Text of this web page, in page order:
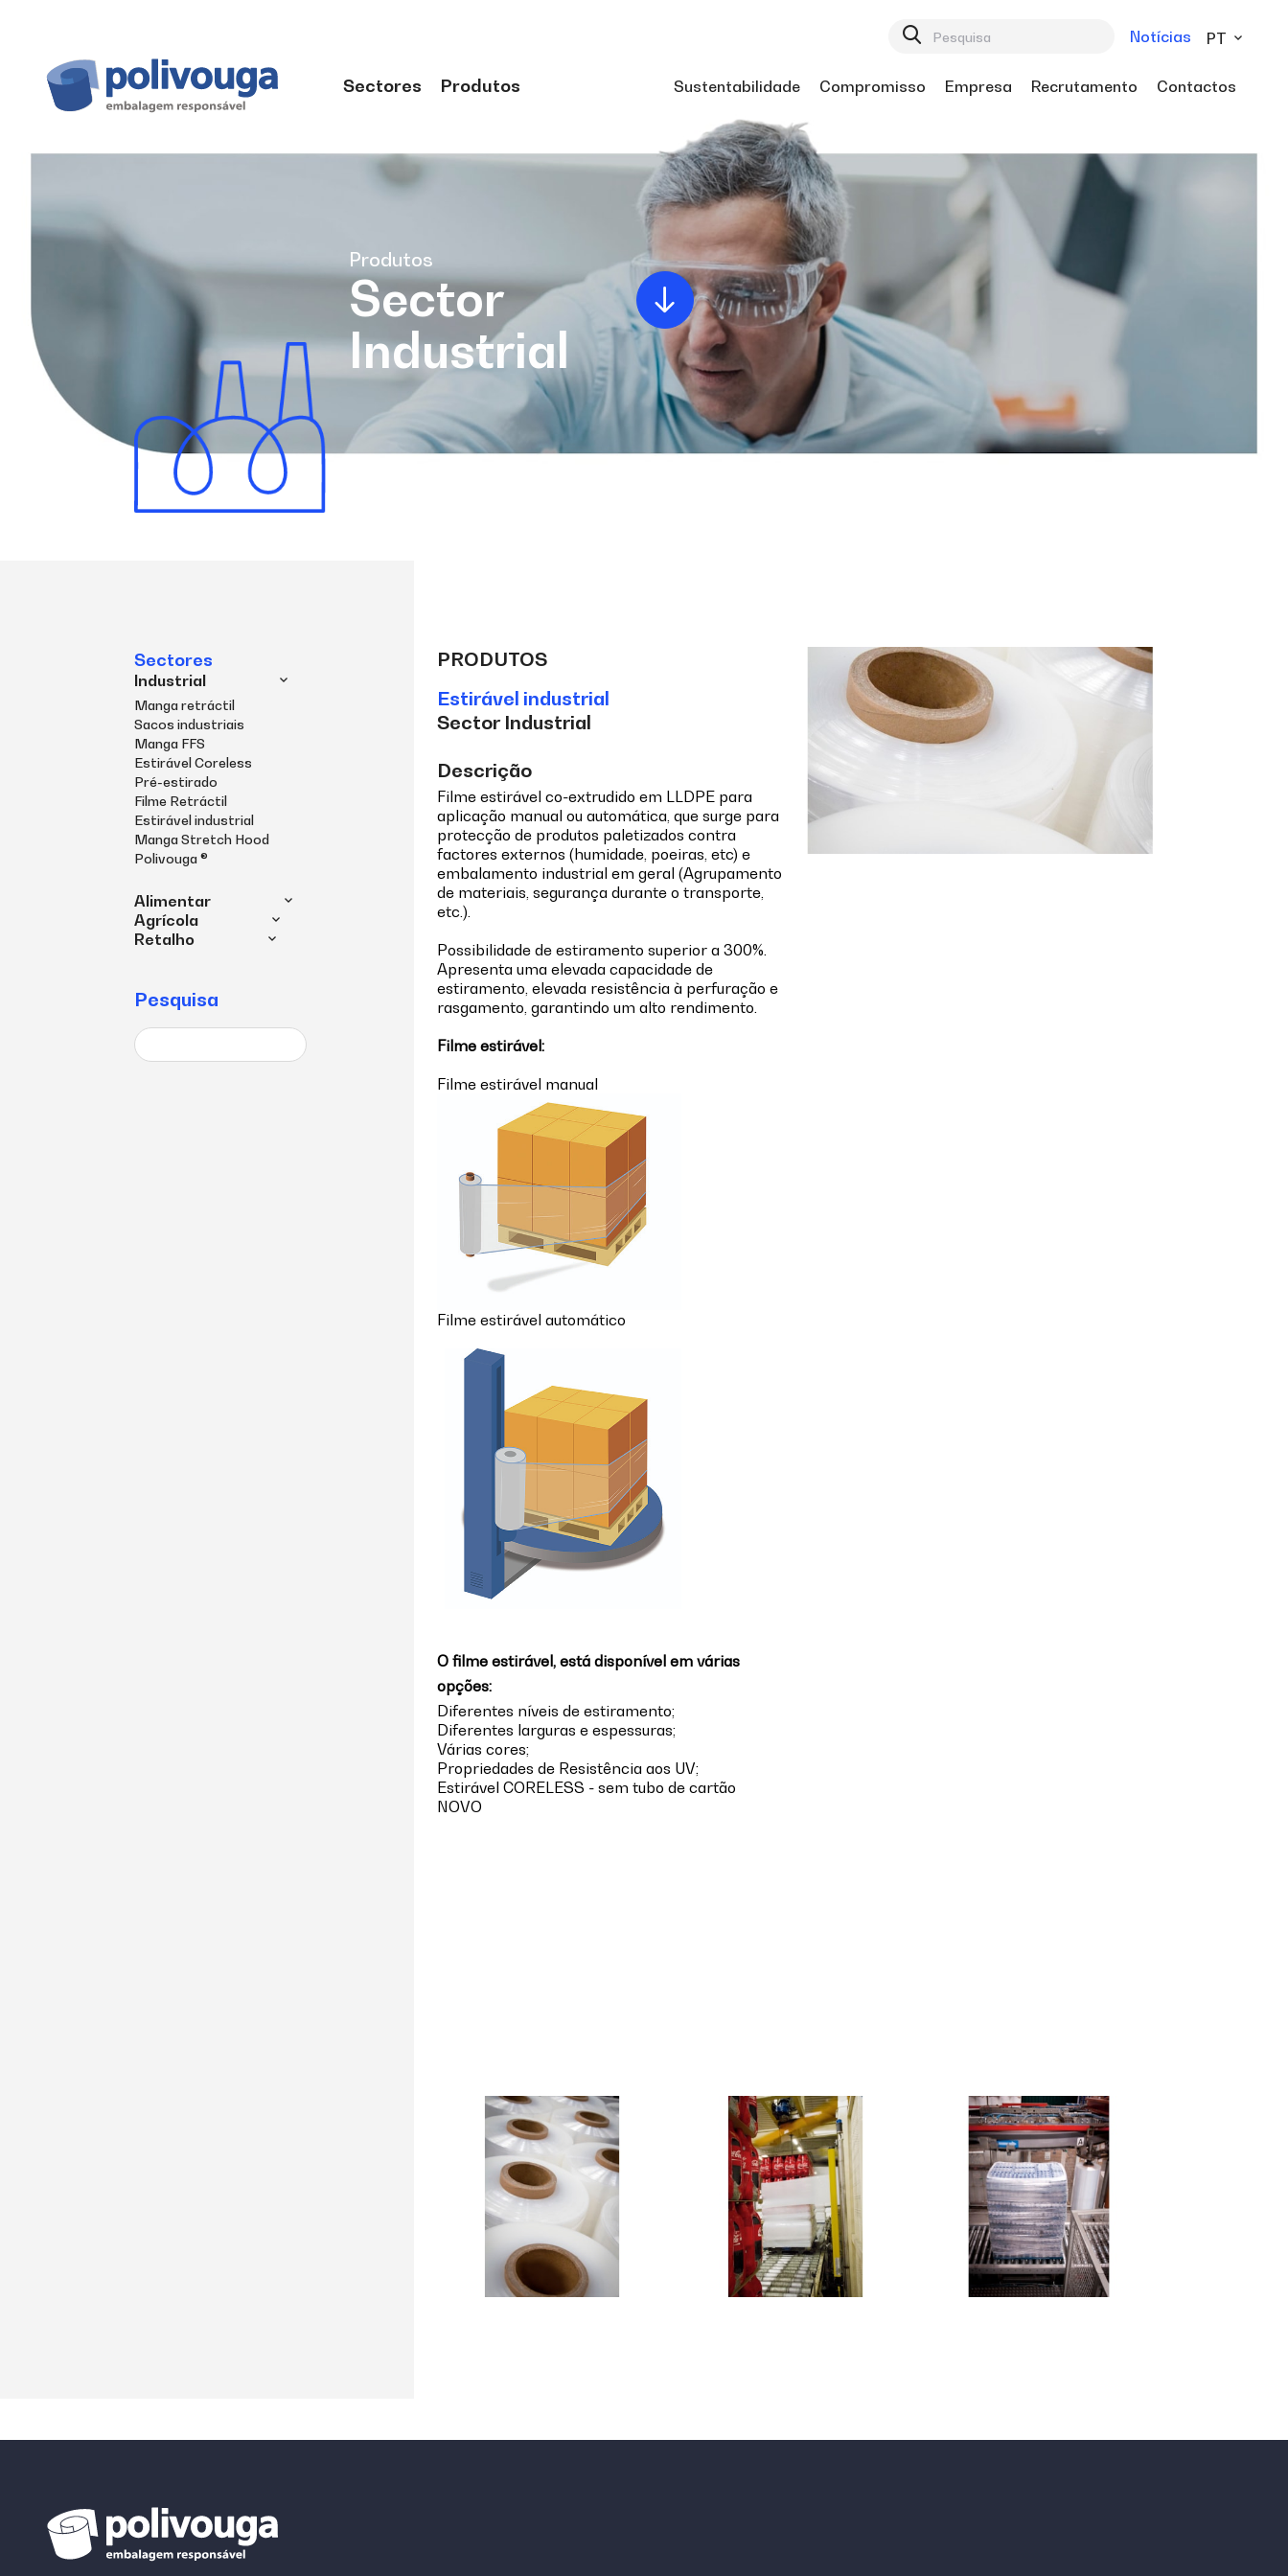
Notícias PT
Sectores Produtos Sustentabilidade Compromisso Empresa Recrutamento Contactos
Produtos
Sector
Industrial
Sectores
Industrial
Manga retráctil
Sacos industriais
Manga FFS
Estirável Coreless
Pré-estirado
Filme Retráctil
Estirável industrial
Manga Stretch Hood
Polivouga ®
Alimentar
Agrícola
Retalho
Pesquisa
PRODUTOS
Estirável industrial
Sector Industrial
Descrição
Filme estirável co-extrudido em LLDPE para
aplicação manual ou automática, que surge para
protecção de produtos paletizados contra
factores externos (humidade, poeiras, etc) e
embalamento industrial em geral (Agrupamento
de materiais, segurança durante o transporte,
etc.).
Possibilidade de estiramento superior a 300%.
Apresenta uma elevada capacidade de
estiramento, elevada resistência à perfuração e
rasgamento, garantindo um alto rendimento.
Filme estirável:
Filme estirável manual
Filme estirável automático
O filme estirável, está disponível em várias
opções:
Diferentes níveis de estiramento;
Diferentes larguras e espessuras;
Várias cores;
Propriedades de Resistência aos UV;
Estirável CORELESS - sem tubo de cartão
NOVO